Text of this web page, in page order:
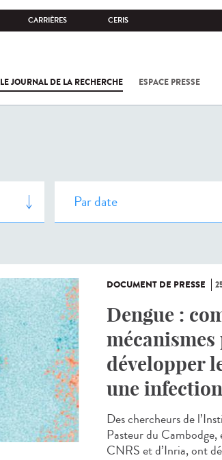
CARRIÈRES CERIS
LE JOURNAL DE LA RECHERCHE ESPACE PRESSE
DOCUMENT DE PRESSE
Dengue :
développer
une infection
Des chercheurs de
Pasteur du Cambodge,
CNRS et d’Inria, ont